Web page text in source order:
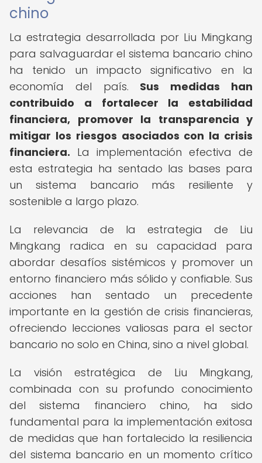
chino
La estrategia desarrollada por Liu Mingkang
para salvaguardar el sistema bancario chino
ha tenido un impacto significativo en la
economía del país. Sus medidas han
contribuido a fortalecer la estabilidad
financiera, promover la transparencia y
mitigar los riesgos asociados con la crisis
financiera. La implementación efectiva de
esta estrategia ha sentado las bases para
un sistema bancario más resiliente y
sostenible a largo plazo.
La relevancia de la estrategia de Liu
Mingkang radica en su capacidad para
abordar desafíos sistémicos y promover un
entorno financiero más sólido y confiable. Sus
acciones han sentado un precedente
importante en la gestión de crisis financieras,
ofreciendo lecciones valiosas para el sector
bancario no solo en China, sino a nivel global.
La visión estratégica de Liu Mingkang,
combinada con su profundo conocimiento
del sistema financiero chino, ha sido
fundamental para la implementación exitosa
de medidas que han fortalecido la resiliencia
del sistema bancario en un momento crítico